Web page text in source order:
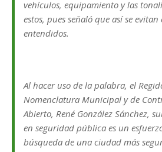
vehículos, equipamiento y las
estos, pues señaló que así se
entendidos.
Al hacer uso de la palabra, el
Nomenclatura Municipal y de
Abierto, René González Sánchez,
en seguridad pública es un
búsqueda de una ciudad más